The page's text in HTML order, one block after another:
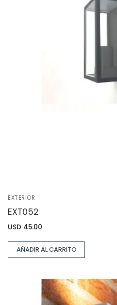
EXTERIOR
EXT052
USD 45.00
AÑADIR AL CARRITO